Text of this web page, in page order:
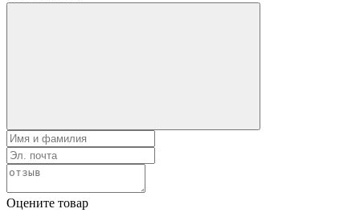
Оцените товар